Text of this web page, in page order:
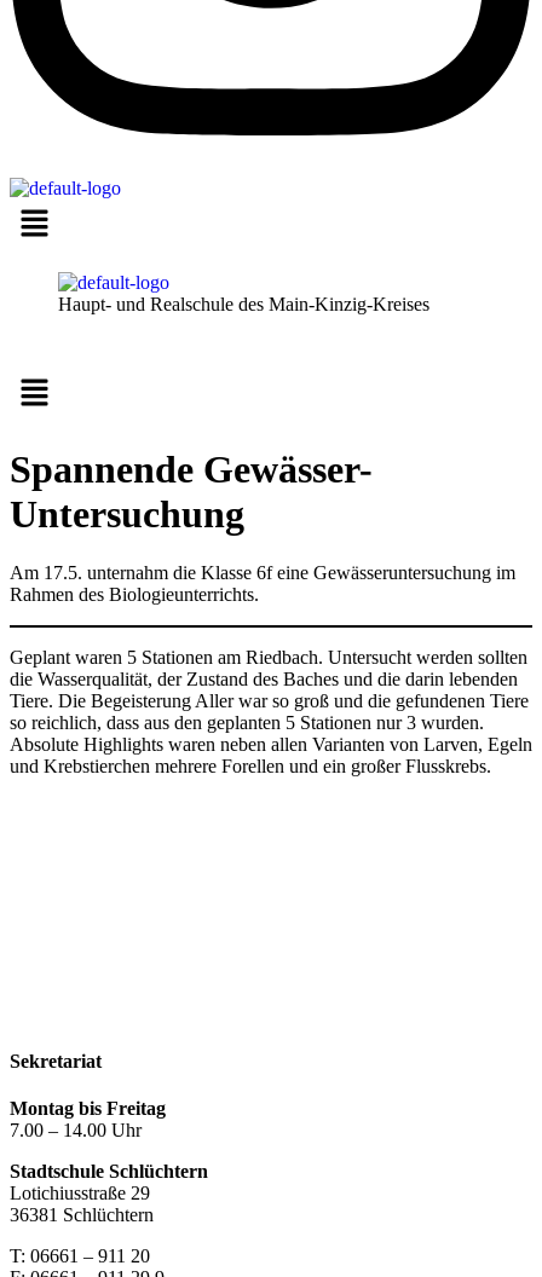
Haupt- und Realschule des Main-Kinzig-Kreises
Menü
Spannende Gewässer-
Untersuchung
Am 17.5. unternahm die Klasse 6f eine Gewässeruntersuchung im
Rahmen des Biologieunterrichts.
Geplant waren 5 Stationen am Riedbach. Untersucht werden sollten
die Wasserqualität, der Zustand des Baches und die darin lebenden
Tiere. Die Begeisterung Aller war so groß und die gefundenen Tiere
so reichlich, dass aus den geplanten 5 Stationen nur 3 wurden.
Absolute Highlights waren neben allen Varianten von Larven, Egeln
und Krebstierchen mehrere Forellen und ein großer Flusskrebs.
Sekretariat
Montag bis Freitag
7.00 – 14.00 Uhr
Stadtschule Schlüchtern
Lotichiusstraße 29
36381 Schlüchtern
T: 06661 – 911 20